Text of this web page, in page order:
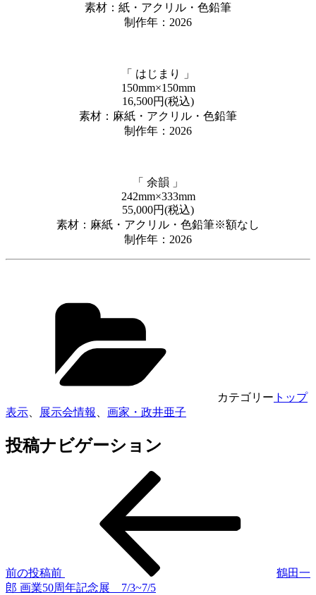
素材：紙・アクリル・色鉛筆
制作年：2026
「 はじまり 」
150mm×150mm
16,500円(税込)
素材：麻紙・アクリル・色鉛筆
制作年：2026
「 余韻 」
242mm×333mm
55,000円(税込)
素材：麻紙・アクリル・色鉛筆※額なし
制作年：2026
カテゴリー トップ
表示
展示会情報 画家・政井亜子
投稿ナビゲーション
前の投稿前
鶴田一
郎 画業50周年記念展 7/3~7/5